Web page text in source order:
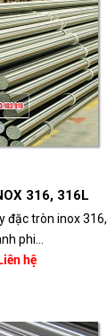
316, 316L
đặc tròn inox 316,
phi...
Liên hệ